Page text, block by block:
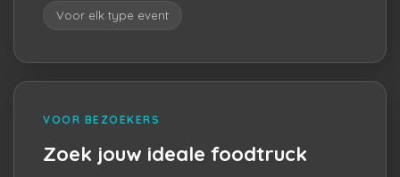
Voor elk type event
VOOR BEZOEKERS
Zoek jouw ideale foodtruck